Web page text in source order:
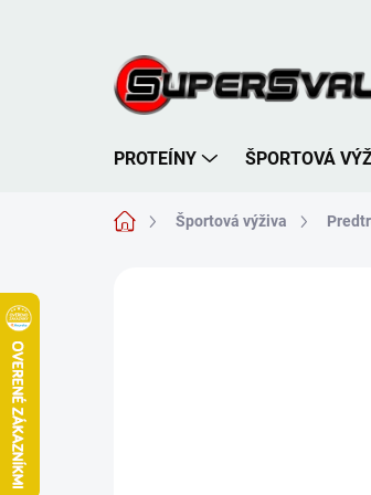
PROTEÍNY ŠPORTOVÁ
DomovŠportová výživa